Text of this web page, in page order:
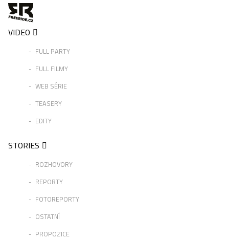
VIDEO
FULL PARTY
FULL FILMY
WEB SÉRIE
TEASERY
EDITY
STORIES
ROZHOVORY
REPORTY
FOTOREPORTY
OSTATNÍ
PROPOZICE